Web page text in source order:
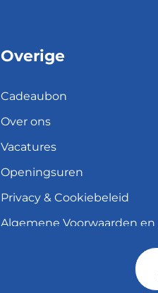
Overige
Cadeaubon
Over ons
Vacatures
Openingsuren
Privacy & Cookiebeleid
Algemene Voorwaarden en
Verzend- en leveringsbeleid